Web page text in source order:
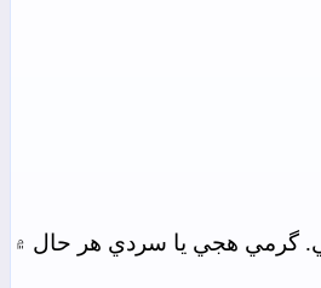
گرمي هجي يا سردي هر حال ۾